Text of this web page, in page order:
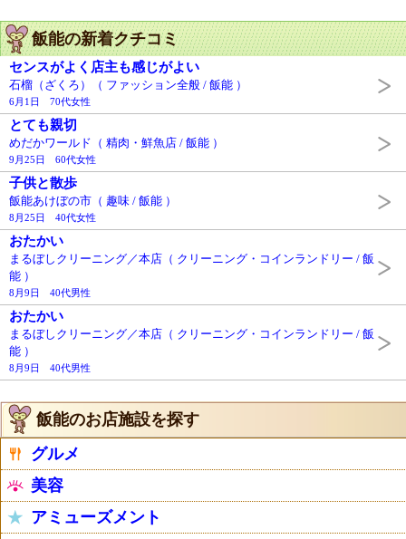
飯能の新着クチコミ
センスがよく店主も感じがよい
石榴（ざくろ）（ ファッション全般 / 飯能 ）
6月1日 70代女性
とても親切
めだかワールド（ 精肉・鮮魚店 / 飯能 ）
9月25日 60代女性
子供と散歩
飯能あけぼの市（ 趣味 / 飯能 ）
8月25日 40代女性
おたかい
まるぼしクリーニング／本店（ クリーニング・コインランドリー / 飯
能 ）
8月9日 40代男性
おたかい
まるぼしクリーニング／本店（ クリーニング・コインランドリー / 飯
能 ）
8月9日 40代男性
飯能のお店施設を探す
グルメ
美容
アミューズメント